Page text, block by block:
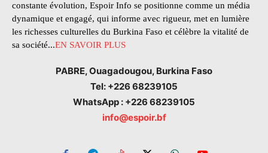
constante évolution, Espoir Info se positionne comme un média
dynamique et engagé, qui informe avec rigueur, met en lumière
les richesses culturelles du Burkina Faso et célèbre la vitalité de
sa société...EN SAVOIR PLUS
PABRE, Ouagadougou, Burkina Faso
Tel: +226 68239105
WhatsApp : +226 68239105
info@espoir.bf